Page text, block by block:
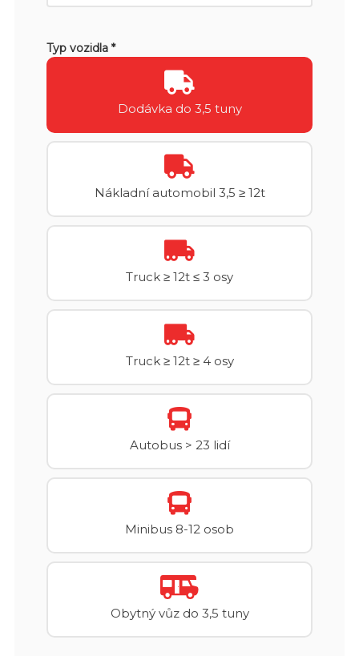
Typ vozidla *
Dodávka do 3,5 tuny
Nákladní automobil 3,5 ≥ 12t
Truck ≥ 12t ≤ 3 osy
Truck ≥ 12t ≥ 4 osy
Autobus > 23 lidí
Minibus 8-12 osob
Obytný vůz do 3,5 tuny